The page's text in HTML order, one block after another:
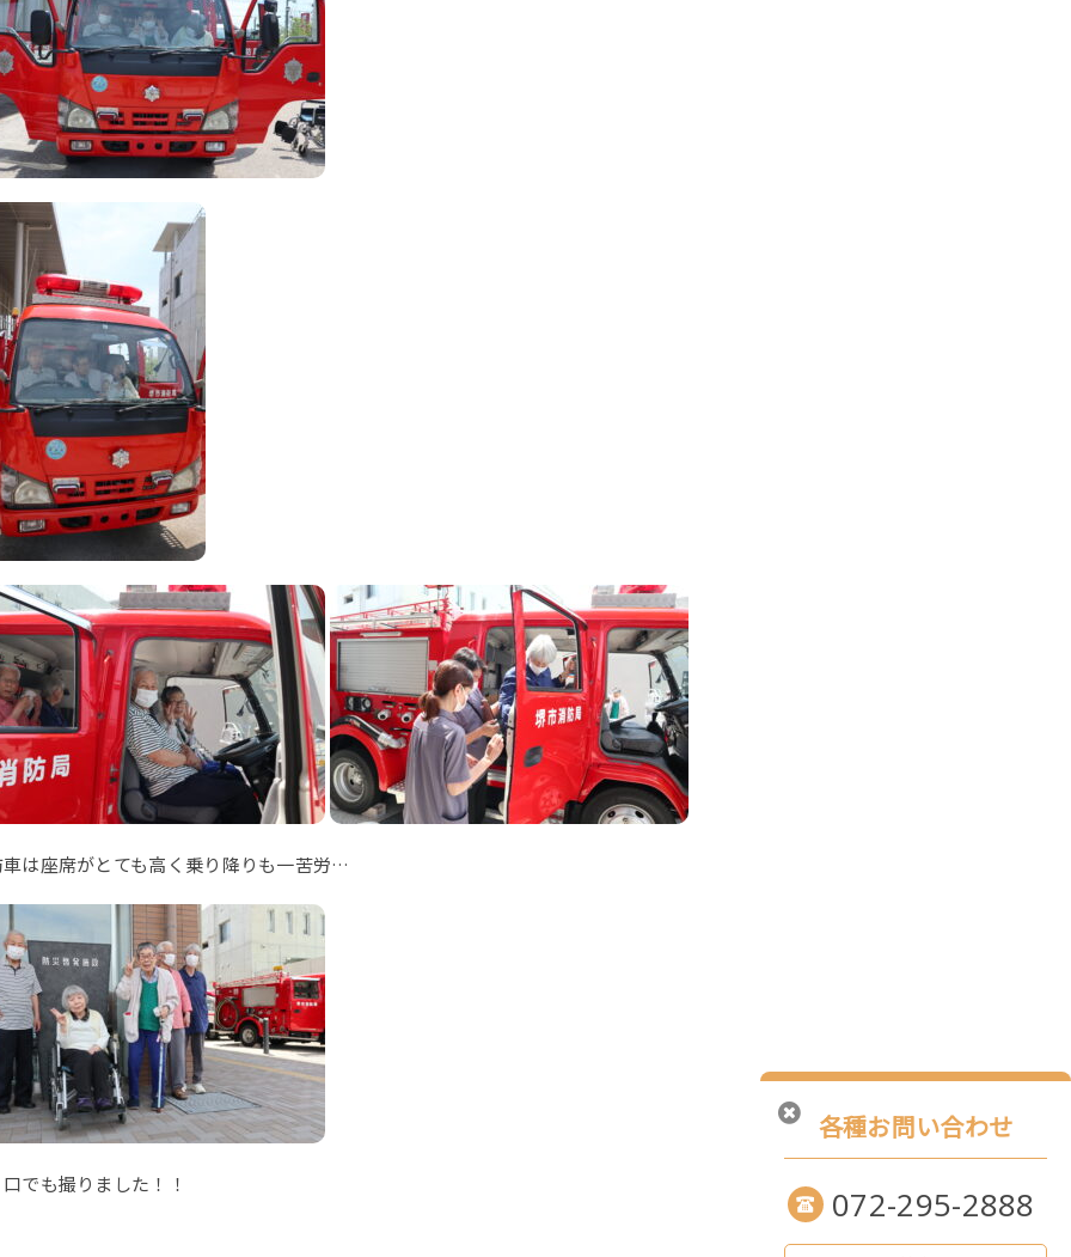
は座席がとても高く乗り降りも一苦労…
でも撮りました！！
各種お問い合わせ
072-295-2888